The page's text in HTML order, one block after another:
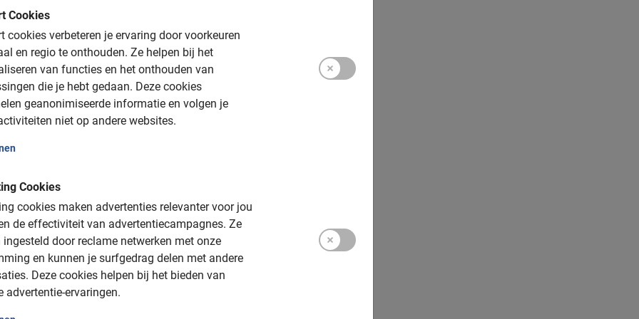
Cookies
cookies verbeteren je ervaring door voorkeuren
en regio te onthouden. Ze helpen bij het
van functies en het onthouden van
die je hebt gedaan. Deze cookies
geanonimiseerde informatie en volgen je
niet op andere websites.
Cookies
cookies maken advertenties relevanter voor jou
de effectiviteit van advertentiecampagnes. Ze
ingesteld door reclame netwerken met onze
en kunnen je surfgedrag delen met andere
Deze cookies helpen bij het bieden van
advertentie-ervaringen.
wijze ons geïnformeerd over de
het Colosseum en het Forum."
Colosseum en Forum
wandeling heeft bijzondere eigenschappen,
meest bezochte bezienswaardigheden ter
is inclusief entrée gelden.
5 jaar
worden met deze tour
35% kosten